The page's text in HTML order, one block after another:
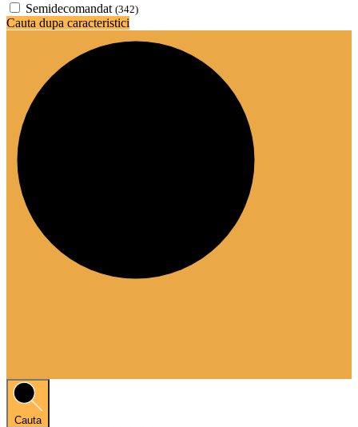
Semidecomandat (342)
Cauta dupa caracteristici
Cauta